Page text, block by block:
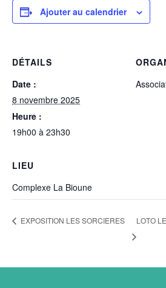
Ajouter au calendrier
DÉTAILS
Date :
8 novembre 2025
Heure :
19h00 à 23h30
LIEU
Complexe La Bioune
EXPOSITION LES SORCIERES LOTO